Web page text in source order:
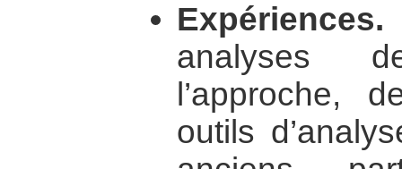
Expériences.
analyses
l’approche,
outils